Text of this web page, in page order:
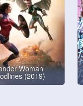
Woman
(2019)